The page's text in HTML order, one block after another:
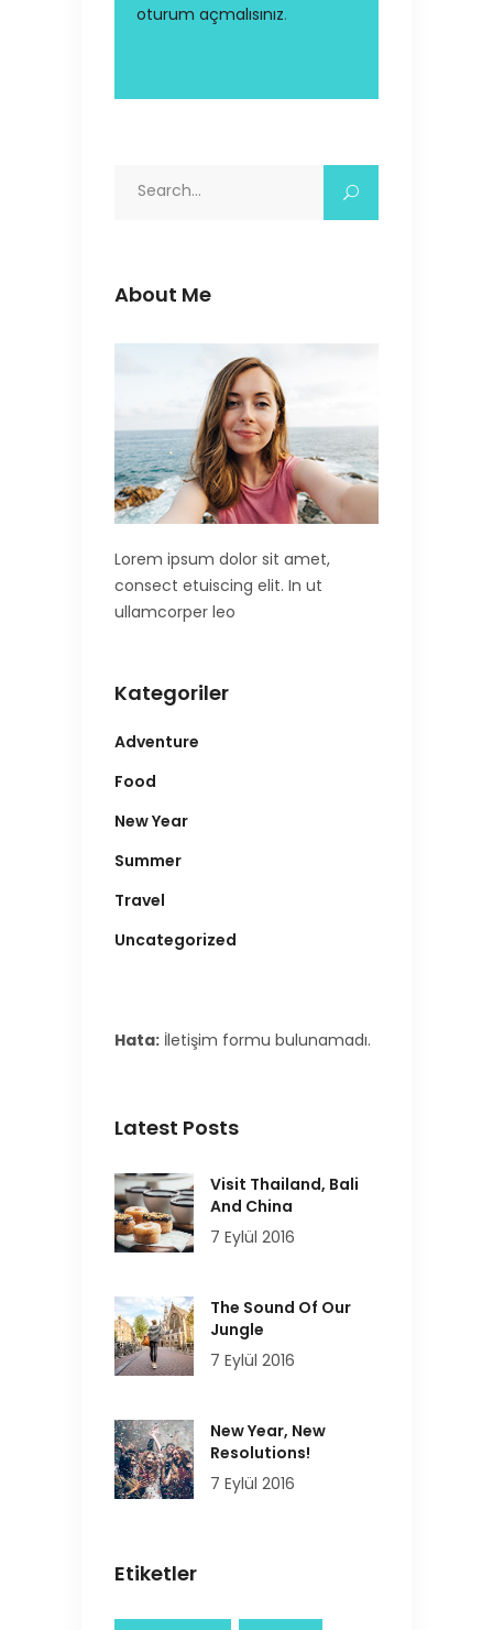
oturum açmalısınız.
About Me
Lorem ipsum dolor sit amet,
consect etuiscing elit. In ut
ullamcorper leo
Kategoriler
Adventure
Food
New Year
Summer
Travel
Uncategorized
Hata: İletişim formu bulunamadı.
Latest Posts
Visit Thailand, Bali
And China
7 Eylül 2016
The Sound Of Our
Jungle
7 Eylül 2016
New Year, New
Resolutions!
7 Eylül 2016
Etiketler